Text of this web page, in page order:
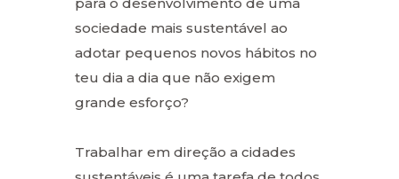
sociedade mais sustentável ao
adotar pequenos novos hábitos no
teu dia a dia que não exigem
grande esforço?
Trabalhar em direção a cidades